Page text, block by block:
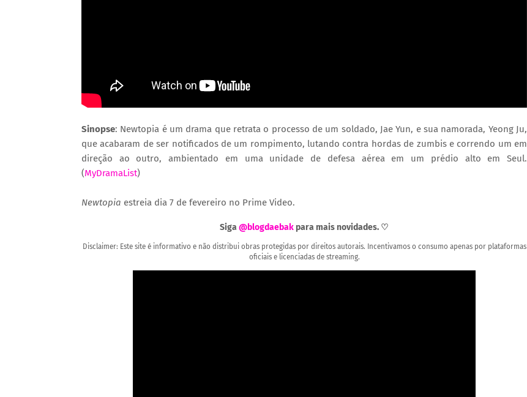
Sinopse: Newtopia é um drama que retrata o processo de um soldado, Jae Yun, e sua namorada, Yeong Ju,
que acabaram de ser notificados de um rompimento, lutando contra hordas de zumbis e correndo um em
direção ao outro, ambientado em uma unidade de defesa aérea em um prédio alto em Seul.
(MyDramaList)
Newtopia estreia dia 7 de fevereiro no Prime Video.
Siga @blogdaebak para mais novidades. ♡
Disclaimer: Este site é informativo e não distribui obras protegidas por direitos autorais. Incentivamos o consumo apenas por plataformas
oficiais e licenciadas de streaming.